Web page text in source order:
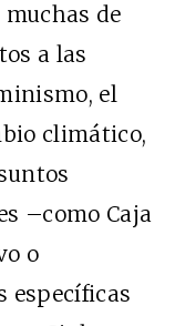
muchas de
a las
el
climático,
–como Caja
o
específicas